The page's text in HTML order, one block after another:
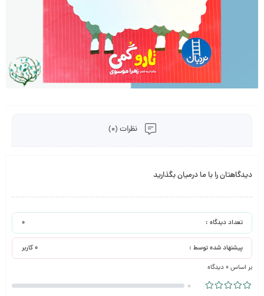
نظرات (0)
دیدگاهتان را با ما درمیان بگذارید
تعداد دیدگاه : 0
پیشنهاد شده توسط : 0 کاربر
بر اساس 0 دیدگاه
0